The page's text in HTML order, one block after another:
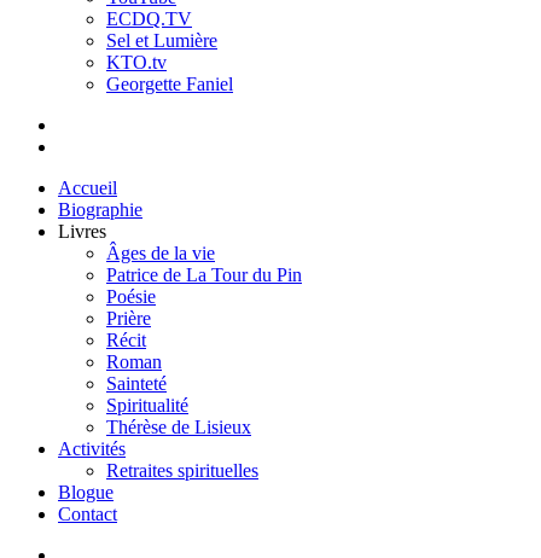
ECDQ.TV
Sel et Lumière
KTO.tv
Georgette Faniel
Accueil
Biographie
Livres
Âges de la vie
Patrice de La Tour du Pin
Poésie
Prière
Récit
Roman
Sainteté
Spiritualité
Thérèse de Lisieux
Activités
Retraites spirituelles
Blogue
Contact